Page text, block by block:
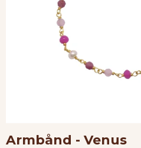
Armbånd - Venus